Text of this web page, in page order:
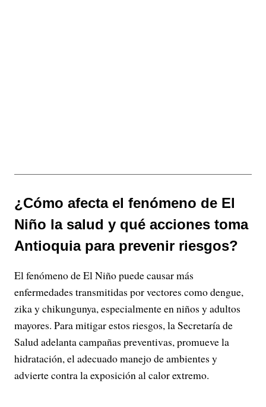
¿Cómo afecta el fenómeno de El
Niño la salud y qué acciones toma
Antioquia para prevenir riesgos?
El fenómeno de El Niño puede causar más
enfermedades transmitidas por vectores como dengue,
zika y chikungunya, especialmente en niños y adultos
mayores. Para mitigar estos riesgos, la Secretaría de
Salud adelanta campañas preventivas, promueve la
hidratación, el adecuado manejo de ambientes y
advierte contra la exposición al calor extremo.